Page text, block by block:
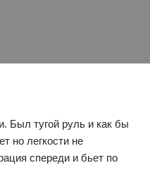
Был тугой руль и как бы
но легкости не
спереди и бьет по